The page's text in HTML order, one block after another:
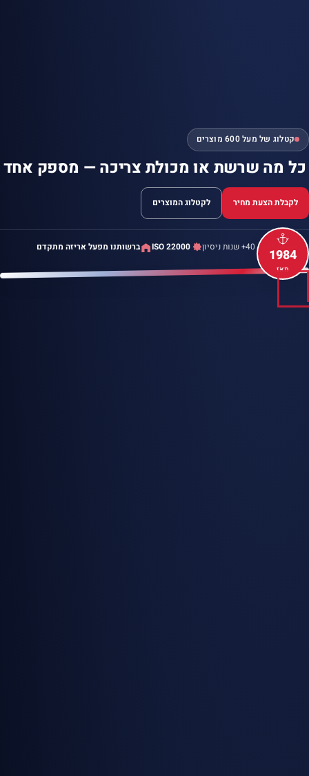
קטלוג של מעל 600 מוצרים
כל מה שרשת או מכולת צריכה — מספק אחד
לקבלת הצעת מחיר לקטלוג המוצרים
מאז 1984 · 40+ שנות ניסיון ISO 22000 ברשותנו מפעל אריזה מתקדם 1984
מאז